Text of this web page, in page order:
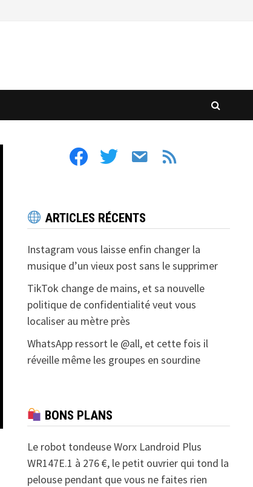
facebooktwitter email feed
ARTICLES RÉCENTS
Instagram vous laisse enfin changer la
musique d’un vieux post sans le supprimer
TikTok change de mains, et sa nouvelle
politique de confidentialité veut vous
localiser au mètre près
WhatsApp ressort le @all, et cette fois il
réveille même les groupes en sourdine
BONS PLANS
Le robot tondeuse Worx Landroid Plus
WR147E.1 à 276 €, le petit ouvrier qui tond la
pelouse pendant que vous ne faites rien